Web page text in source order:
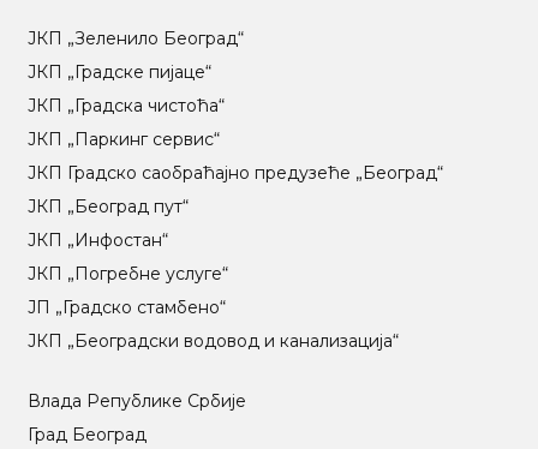
ЈКП „Зеленило Београд“
ЈКП „Градске пијаце“
ЈКП „Градска чистоћа“
ЈКП „Паркинг сервис“
ЈКП Градско саобраћајно предузеће „Београд“
ЈКП „Београд пут“
ЈКП „Инфостан“
ЈКП „Погребне услуге“
ЈП „Градско стамбено“
ЈКП „Београдски водовод и канализација“
Влада Републике Србије
Град Београд